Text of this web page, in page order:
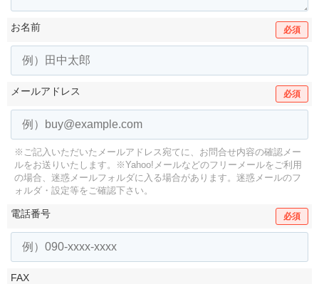
お名前 必須
メールアドレス 必須
※ご記入いただいたメールアドレス宛てに、お問合せ内容の確認メー
ルをお送りいたします。
※Yahoo!メールなどのフリーメールをご利用
の場合、迷惑メールフォルダに入る場合があります。 迷惑メールのフ
ォルダ・設定等をご確認下さい。
電話番号 必須
FAX